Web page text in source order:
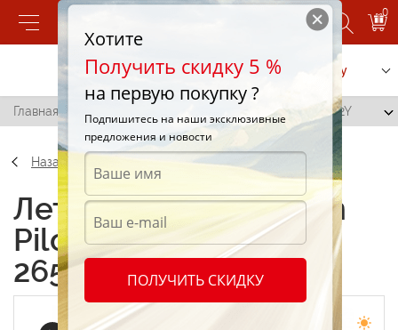
0
Позвонить Заказать услугу
Главная / Michelin Pilot Sport 4S (PS4S) 265/40 R19 102Y
Назад
Летние шины Michelin
Pilot Sport 4S (PS4S)
265/40 R19 102Y
Хотите
Получить скидку 5 %
на первую покупку ?
Подпишитесь на наши эксклюзивные
предложения и новости
ПОЛУЧИТЬ СКИДКУ